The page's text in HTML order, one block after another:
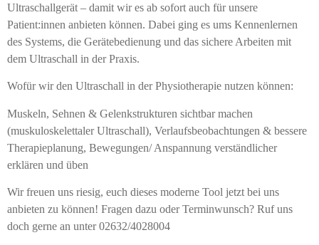
Ultraschallgerät – damit wir es ab sofort auch für unsere
Patient:innen anbieten können. Dabei ging es ums Kennenlernen
des Systems, die Gerätebedienung und das sichere Arbeiten mit
dem Ultraschall in der Praxis.
Wofür wir den Ultraschall in der Physiotherapie nutzen können:
Muskeln, Sehnen & Gelenkstrukturen sichtbar machen
(muskuloskelettaler Ultraschall), Verlaufsbeobachtungen & bessere
Therapieplanung, Bewegungen/ Anspannung verständlicher
erklären und üben
Wir freuen uns riesig, euch dieses moderne Tool jetzt bei uns
anbieten zu können! Fragen dazu oder Terminwunsch? Ruf uns
doch gerne an unter 02632/4028004